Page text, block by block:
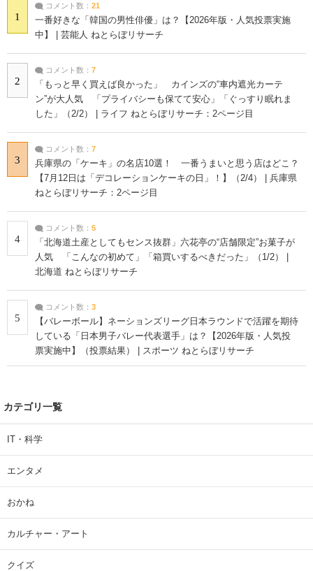
1
コメント数： 21
一番好きな「韓国の男性俳優」は？【2026年版・人気投票実施
中】 | 芸能人 ねとらぼリサーチ
2
コメント数： 7
「もっと早く買えば良かった」 カインズの“車内遮光カーテ
ン”が大人気 「プライバシーも保てて安心」「ぐっすり眠れま
した」（2/2） | ライフ ねとらぼリサーチ：2ページ目
3
コメント数： 7
兵庫県の「ケーキ」の名店10選！ 一番うまいと思う店はどこ？
【7月12日は「デコレーションケーキの日」！】（2/4） | 兵庫県
ねとらぼリサーチ：2ページ目
4
コメント数： 5
「北海道土産としてもセンス抜群」六花亭の“店舗限定”お菓子が
人気 「こんなの初めて」「箱買いするべきだった」（1/2） |
北海道 ねとらぼリサーチ
5
コメント数： 3
【バレーボール】ネーションズリーグ日本ラウンドで活躍を期待
している「日本男子バレー代表選手」は？【2026年版・人気投
票実施中】（投票結果） | スポーツ ねとらぼリサーチ
カテゴリ一覧
IT・科学
エンタメ
おかね
カルチャー・アート
クイズ